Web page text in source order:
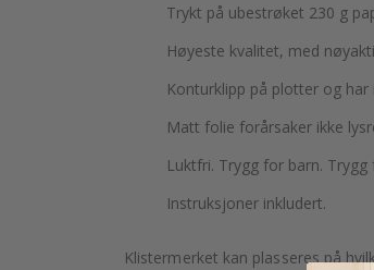
Trykt på ubestrøket 230 g
Høyeste kvalitet, med
Konturklipp på plotter og har
Matt folie forårsaker ikke
Luktfri. Trygg for barn.
Instruksjoner inkludert.
Klistermerket kan plasseres på